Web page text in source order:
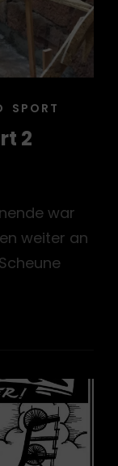
SPORT
2
war
weiter an